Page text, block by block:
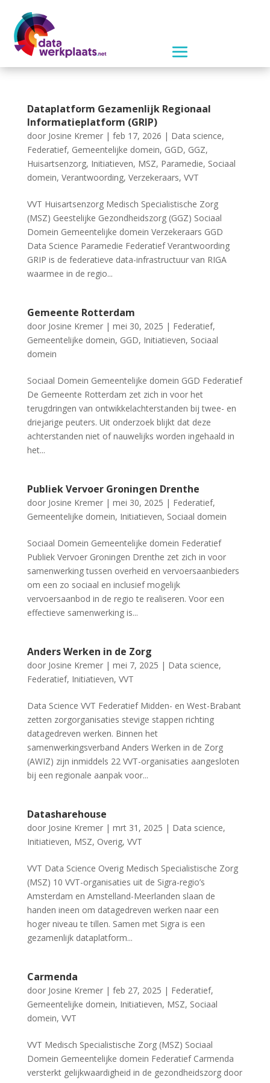
Dataplatform Gezamenlijk Regionaal
Informatieplatform (GRIP)
door Josine Kremer| feb 17, 2026 | Data science,
Federatief, Gemeentelijke domein, GGD, GGZ,
Huisartsenzorg, Initiatieven, MSZ, Paramedie, Sociaal
domein, Verantwoording, Verzekeraars, VVT
VVT Huisartsenzorg Medisch Specialistische Zorg
(MSZ) Geestelijke Gezondheidszorg (GGZ) Sociaal
Domein Gemeentelijke domein Verzekeraars GGD
Data Science Paramedie Federatief Verantwoording
GRIP is de federatieve data-infrastructuur van RIGA
waarmee in de regio...
Gemeente Rotterdam
door Josine Kremer| mei 30, 2025 | Federatief,
Gemeentelijke domein, GGD, Initiatieven, Sociaal
domein
Sociaal Domein Gemeentelijke domein GGD Federatief
De Gemeente Rotterdam zet zich in voor het
terugdringen van ontwikkelachterstanden bij twee- en
driejarige peuters. Uit onderzoek blijkt dat deze
achterstanden niet of nauwelijks worden ingehaald in
het...
Publiek Vervoer Groningen Drenthe
door Josine Kremer| mei 30, 2025 | Federatief,
Gemeentelijke domein, Initiatieven, Sociaal domein
Sociaal Domein Gemeentelijke domein Federatief
Publiek Vervoer Groningen Drenthe zet zich in voor
samenwerking tussen overheid en vervoersaanbieders
om een zo sociaal en inclusief mogelijk
vervoersaanbod in de regio te realiseren. Voor een
effectieve samenwerking is...
Anders Werken in de Zorg
door Josine Kremer| mei 7, 2025 | Data science,
Federatief, Initiatieven, VVT
Data Science VVT Federatief Midden- en West-Brabant
zetten zorgorganisaties stevige stappen richting
datagedreven werken. Binnen het
samenwerkingsverband Anders Werken in de Zorg
(AWIZ) zijn inmiddels 22 VVT-organisaties aangesloten
bij een regionale aanpak voor...
Datasharehouse
door Josine Kremer| mrt 31, 2025 | Data science,
Initiatieven, MSZ, Overig, VVT
VVT Data Science Overig Medisch Specialistische Zorg
(MSZ) 10 VVT-organisaties uit de Sigra-regio’s
Amsterdam en Amstelland-Meerlanden slaan de
handen ineen om datagedreven werken naar een
hoger niveau te tillen. Samen met Sigra is een
gezamenlijk dataplatform...
Carmenda
door Josine Kremer| feb 27, 2025 | Federatief,
Gemeentelijke domein, Initiatieven, MSZ, Sociaal
domein, VVT
VVT Medisch Specialistische Zorg (MSZ) Sociaal
Domein Gemeentelijke domein Federatief Carmenda
versterkt gelijkwaardigheid in de gezondheidszorg door